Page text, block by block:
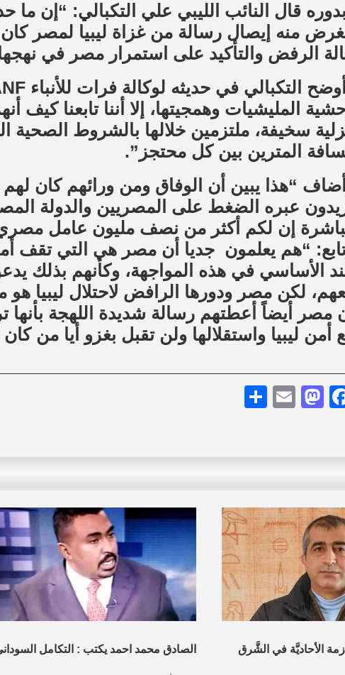
قال النائب الليبي علي التكبالي: “إن
منه إيصال رسالة من غزاة ليبيا لمصر
الرفض والتأكيد على استمرار مصر في
المليشيات وهمجيتها، إلا أننا تابعنا كيف
سخيفة، ملتزمين خلالها بالشروط الصحية
المترين بين كل محتجز”.
“هذا يبين أن الوفاق ومن ورائهم كان
عبره الضغط على المصريين والدولة
إن لكم أكثر من نصف مليون عامل مصري
“هم يعلمون جديا أن مصر هي التي تقف
الأساسي في هذه المواجهة، وكأنهم بذلك
لكن مصر ودورها الرافض لاحتلال ليبيا هو
مصر أيضاً أعطتهم رسالة شديدة اللهجة
أمن ليبيا واستقلالها ولن تقبل بغزو أيا من كان
Facebook
Mastodon
Email
الأحاديَّة في الشَّرق الصادق محمد احمد يكتب : التكامل